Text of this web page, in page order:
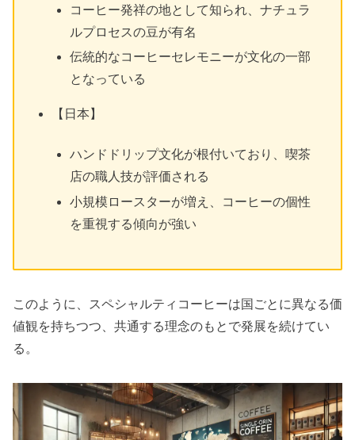
コーヒー発祥の地として知られ、ナチュラ
ルプロセスの豆が有名
伝統的なコーヒーセレモニーが文化の一部
となっている
【日本】
ハンドドリップ文化が根付いており、喫茶
店の職人技が評価される
小規模ロースターが増え、コーヒーの個性
を重視する傾向が強い
このように、スペシャルティコーヒーは国ごとに異なる価
値観を持ちつつ、共通する理念のもとで発展を続けてい
る。